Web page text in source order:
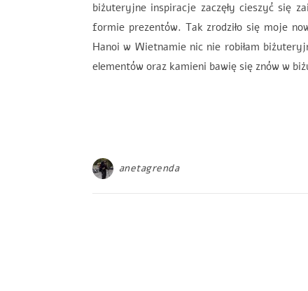
biżuteryjne inspiracje zaczęły cieszyć się
formie prezentów. Tak zrodziło się moje
Hanoi w Wietnamie nic nie robiłam
elementów oraz kamieni bawię się znów w
anetagrenda